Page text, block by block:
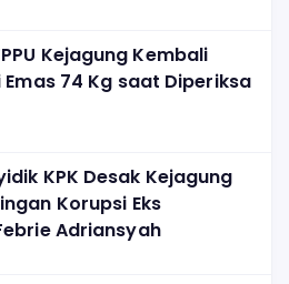
Kejagung Kembali
Emas 74 Kg saat Diperiksa
KPK Desak Kejagung
Korupsi Eks
Adriansyah